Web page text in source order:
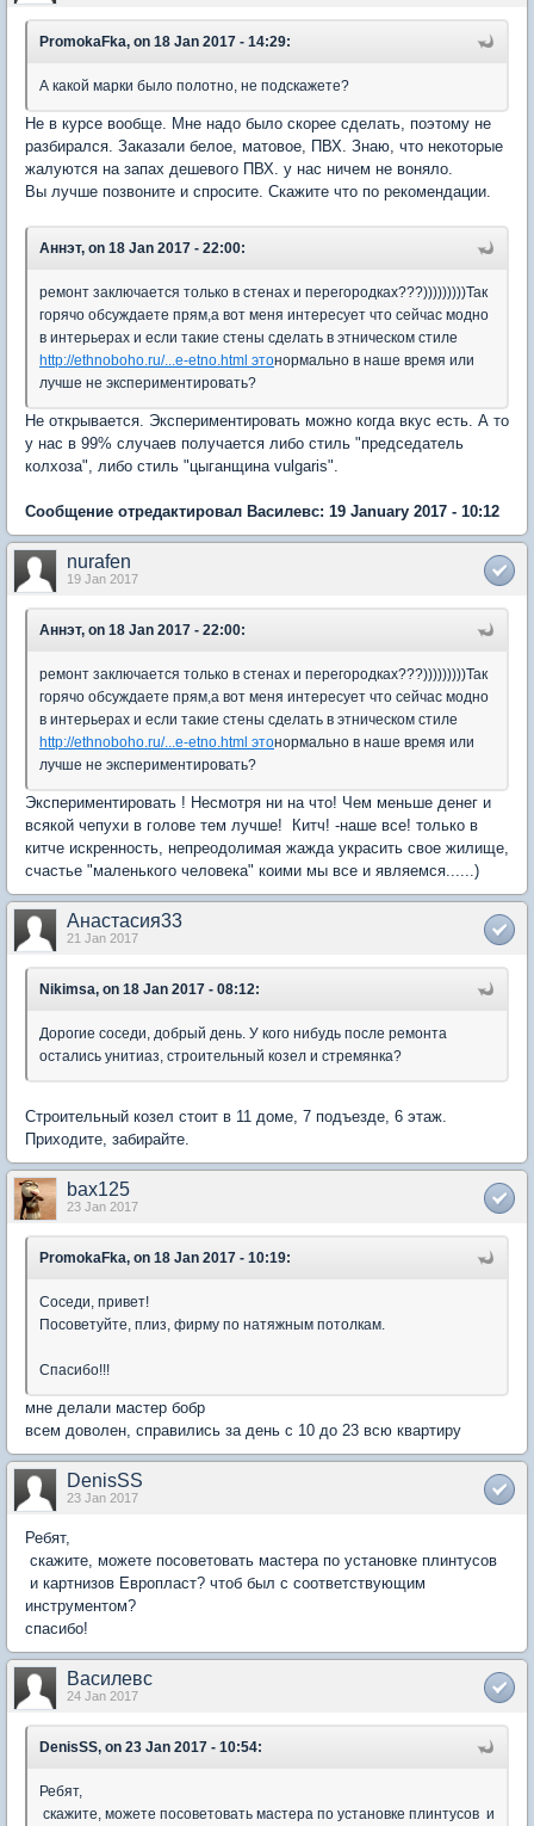
PromokaFka, on 18 Jan 2017 - 14:29:
А какой марки было полотно, не подскажете?
Не в курсе вообще. Мне надо было скорее сделать, поэтому не
разбирался. Заказали белое, матовое, ПВХ. Знаю, что некоторые
жалуются на запах дешевого ПВХ. у нас ничем не воняло.
Вы лучше позвоните и спросите. Скажите что по рекомендации.
Аннэт, on 18 Jan 2017 - 22:00:
ремонт заключается только в стенах и перегородках???)))))))))Так
горячо обсуждаете прям,а вот меня интересует что сейчас модно
в интерьерах и если такие стены сделать в этническом стиле
http://ethnoboho.ru/...e-etno.html этонормально в наше время или
лучше не экспериментировать?
Не открывается. Экспериментировать можно когда вкус есть. А то
у нас в 99% случаев получается либо стиль "председатель
колхоза", либо стиль "цыганщина vulgaris".
Сообщение отредактировал Василевс: 19 January 2017 - 10:12
nurafen
19 Jan 2017
Аннэт, on 18 Jan 2017 - 22:00:
ремонт заключается только в стенах и перегородках???)))))))))Так
горячо обсуждаете прям,а вот меня интересует что сейчас модно
в интерьерах и если такие стены сделать в этническом стиле
http://ethnoboho.ru/...e-etno.html этонормально в наше время или
лучше не экспериментировать?
Экспериментировать ! Несмотря ни на что! Чем меньше денег и
всякой чепухи в голове тем лучше! Китч! -наше все! только в
китче искренность, непреодолимая жажда украсить свое жилище,
счастье "маленького человека" коими мы все и являемся......)
Анастасия33
21 Jan 2017
Nikimsa, on 18 Jan 2017 - 08:12:
Дорогие соседи, добрый день. У кого нибудь после ремонта
остались унитиаз, строительный козел и стремянка?
Строительный козел стоит в 11 доме, 7 подъезде, 6 этаж.
Приходите, забирайте.
bax125
23 Jan 2017
PromokaFka, on 18 Jan 2017 - 10:19:
Соседи, привет!
Посоветуйте, плиз, фирму по натяжным потолкам.
Спасибо!!!
мне делали мастер бобр
всем доволен, справились за день с 10 до 23 всю квартиру
DenisSS
23 Jan 2017
Ребят,
скажите, можете посоветовать мастера по установке плинтусов
и картнизов Европласт? чтоб был с соответствующим
инструментом?
спасибо!
Василевс
24 Jan 2017
DenisSS, on 23 Jan 2017 - 10:54:
Ребят,
скажите, можете посоветовать мастера по установке плинтусов и